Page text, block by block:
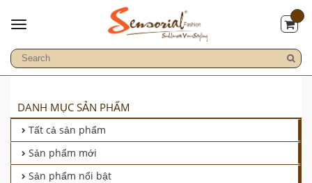
DANH MỤC SẢN PHẨM
Tất cả sản phẩm
Sản phẩm mới
Sản phẩm nổi bật